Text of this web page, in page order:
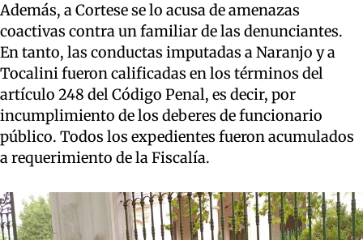
Además, a Cortese se lo acusa de amenazas
coactivas contra un familiar de las denunciantes.
En tanto, las conductas imputadas a Naranjo y a
Tocalini fueron calificadas en los términos del
artículo 248 del Código Penal, es decir, por
incumplimiento de los deberes de funcionario
público. Todos los expedientes fueron acumulados
a requerimiento de la Fiscalía.